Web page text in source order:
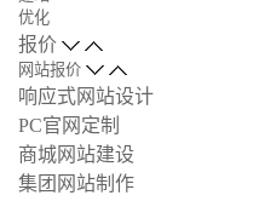
优化
报价
网站报价
响应式网站设计
PC官网定制
商城网站建设
集团网站制作